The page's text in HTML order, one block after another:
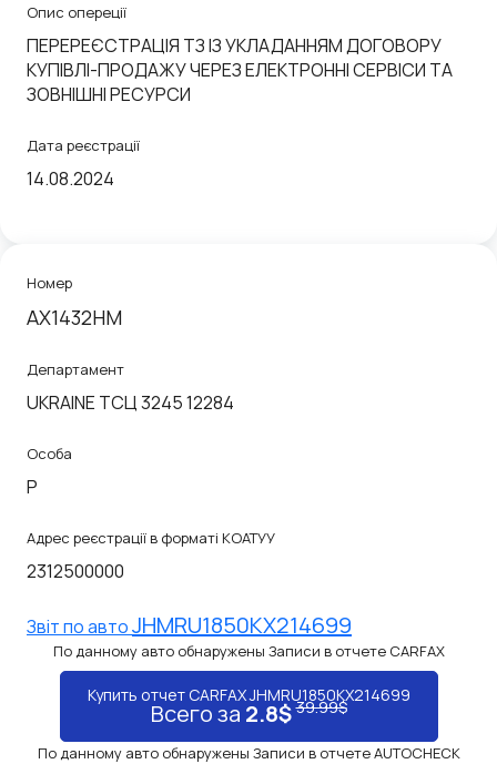
Опис опереції
ПЕРЕРЕЄСТРАЦІЯ ТЗ ІЗ УКЛАДАННЯМ ДОГОВОРУ
КУПІВЛІ-ПРОДАЖУ ЧЕРЕЗ ЕЛЕКТРОННІ СЕРВІСИ ТА
ЗОВНІШНІ РЕСУРСИ
Дата реєстрації
14.08.2024
Номер
AX1432HM
Департамент
UKRAINE ТСЦ 3245 12284
Особа
P
Адрес реєстрації в форматі КОАТУУ
2312500000
Звiт по автоJHMRU1850KX214699
По данному авто обнаружены Записи в отчете CARFAX
Купить отчет CARFAX JHMRU1850KX214699
Всего за 2.8$39.99$
По данному авто обнаружены Записи в отчете AUTOCHECK